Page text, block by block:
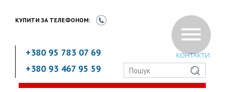
КУПИТИ ЗА ТЕЛЕФОНОМ:
+380 95 783 07 69
+380 93 467 95 59
КОНТАКТИ